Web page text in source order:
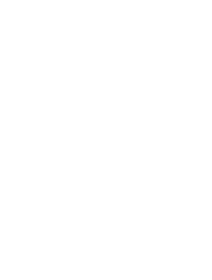
Real. Kluby
na štadióne